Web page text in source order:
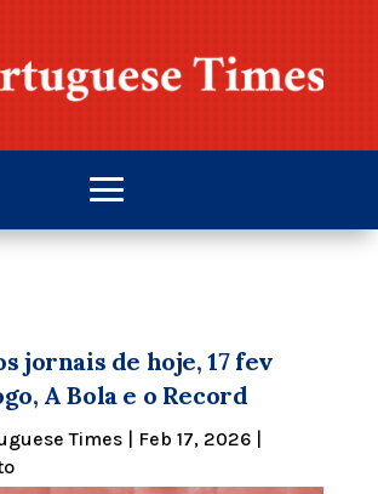
jornais de hoje, 17 fev
A Bola e o Record
Times| Feb 17, 2026|